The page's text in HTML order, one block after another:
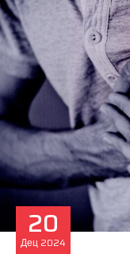
20
Дец 2024